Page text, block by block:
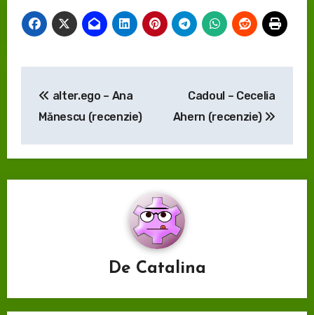
în
alter.ego – Ana
Mănescu (recenzie)
Cadoul – Cecelia
Ahern (recenzie)
De Catalina